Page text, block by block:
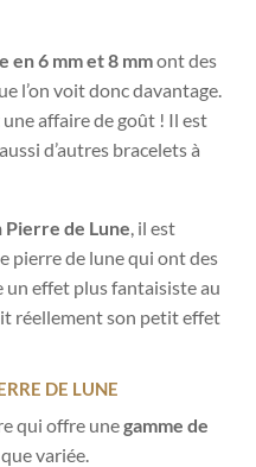
en 6 mm et 8 mmont des
l’on voit donc davantage.
une affaire de goût ! Il est
d’autres bracelets à
de Lune, il est
pierre de lune qui ont des
un effet plus fantaisiste au
réellement son petit effet
DE LUNE
qui offre unegamme de
variée.